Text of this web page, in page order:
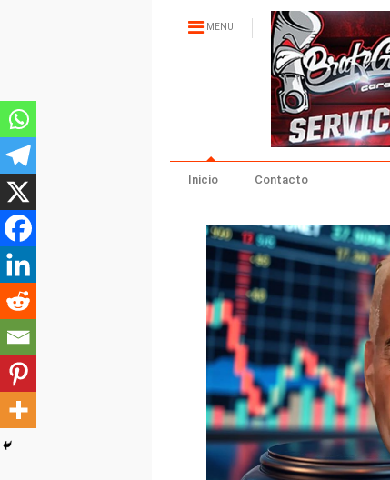
MENU
Inicio Contacto